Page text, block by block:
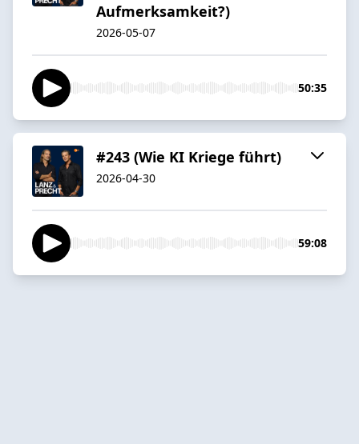
Aufmerksamkeit?)
2026-05-07
50:35
#243 (Wie KI Kriege führt)
2026-04-30
59:08